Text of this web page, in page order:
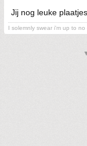
Jij nog leuke
I solemnly swear i'm up to no